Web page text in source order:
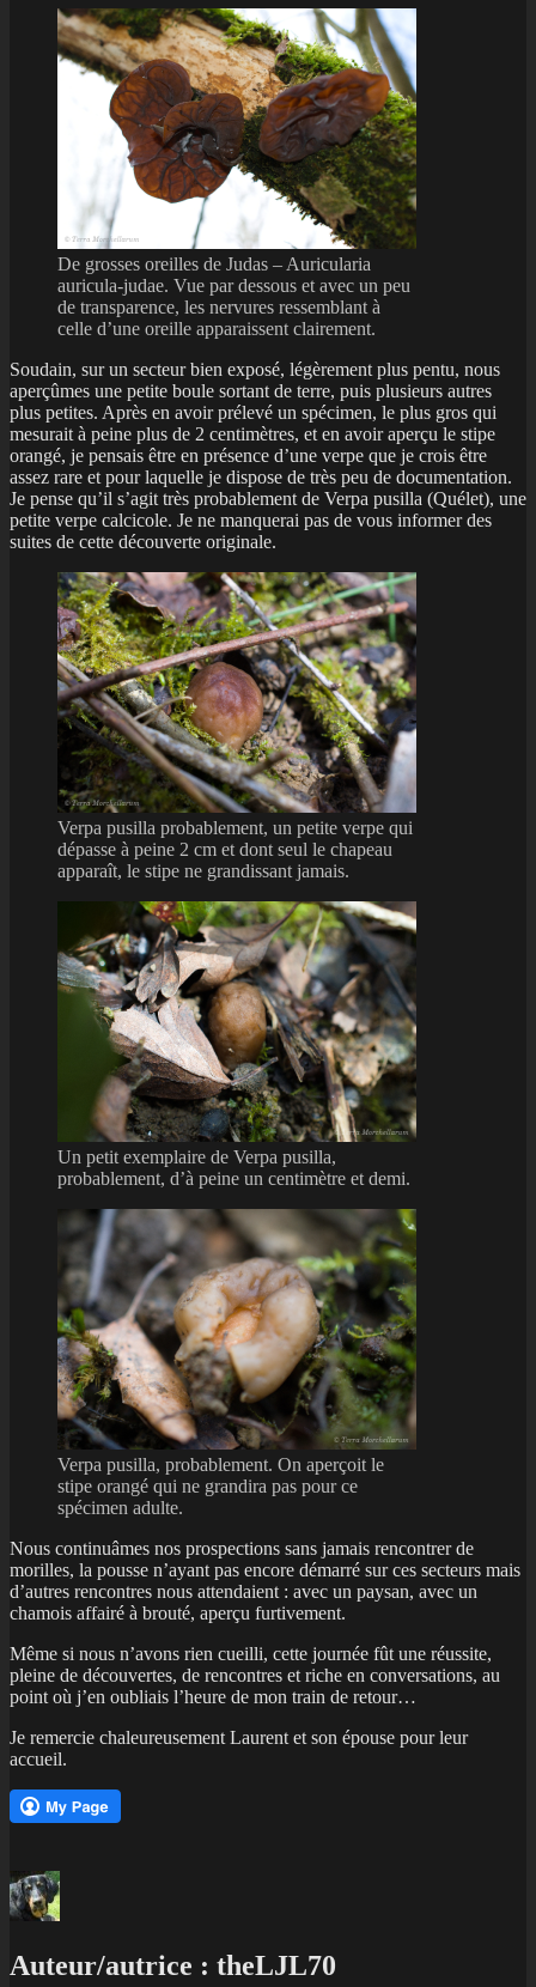
De grosses oreilles de Judas – Auricularia
auricula-judae. Vue par dessous et avec un peu
de transparence, les nervures ressemblant à
celle d’une oreille apparaissent clairement.
Soudain, sur un secteur bien exposé, légèrement plus pentu, nous
aperçûmes une petite boule sortant de terre, puis plusieurs autres
plus petites. Après en avoir prélevé un spécimen, le plus gros qui
mesurait à peine plus de 2 centimètres, et en avoir aperçu le stipe
orangé, je pensais être en présence d’une verpe que je crois être
assez rare et pour laquelle je dispose de très peu de documentation.
Je pense qu’il s’agit très probablement de Verpa pusilla (Quélet), une
petite verpe calcicole. Je ne manquerai pas de vous informer des
suites de cette découverte originale.
Verpa pusilla probablement, un petite verpe qui
dépasse à peine 2 cm et dont seul le chapeau
apparaît, le stipe ne grandissant jamais.
Un petit exemplaire de Verpa pusilla,
probablement, d’à peine un centimètre et demi.
Verpa pusilla, probablement. On aperçoit le
stipe orangé qui ne grandira pas pour ce
spécimen adulte.
Nous continuâmes nos prospections sans jamais rencontrer de
morilles, la pousse n’ayant pas encore démarré sur ces secteurs mais
d’autres rencontres nous attendaient : avec un paysan, avec un
chamois affairé à brouté, aperçu furtivement.
Même si nous n’avons rien cueilli, cette journée fût une réussite,
pleine de découvertes, de rencontres et riche en conversations, au
point où j’en oubliais l’heure de mon train de retour…
Je remercie chaleureusement Laurent et son épouse pour leur
accueil.
Auteur/autrice : theLJL70